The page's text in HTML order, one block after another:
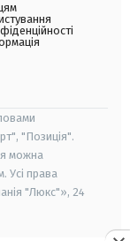
"Позиція".
можна
Усі права
"Люкс"», 24